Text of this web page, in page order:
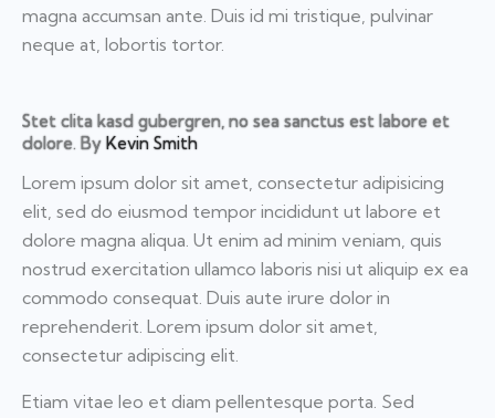
magna accumsan ante. Duis id mi tristique, pulvinar
neque at, lobortis tortor.
Stet clita kasd gubergren, no sea sanctus est labore et
dolore. By Kevin Smith
Lorem ipsum dolor sit amet, consectetur adipisicing
elit, sed do eiusmod tempor incididunt ut labore et
dolore magna aliqua. Ut enim ad minim veniam, quis
nostrud exercitation ullamco laboris nisi ut aliquip ex ea
commodo consequat. Duis aute irure dolor in
reprehenderit. Lorem ipsum dolor sit amet,
consectetur adipiscing elit.
Etiam vitae leo et diam pellentesque porta. Sed